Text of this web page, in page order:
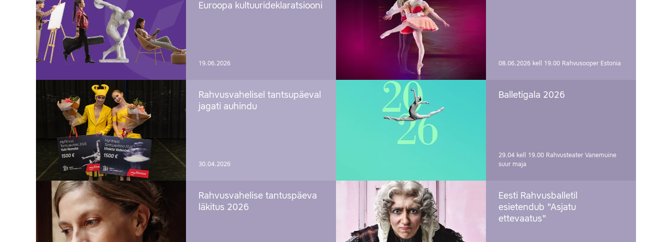
Euroopa kultuurideklaratsiooni
19.06.2026
Rahvusvahelisel tantsupäeval
jagati auhindu
30.04.2026
Rahvusvahelise tantuspäeva
läkitus 2026
08.06.2026 kell 19.00 Rahvusooper Estonia
Balletigala 2026
29.04 kell 19.00 Rahvusteater Vanemuine
suur maja
Eesti Rahvusballetil
esietendub "Asjatu
ettevaatus"